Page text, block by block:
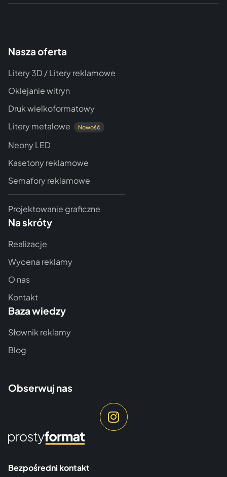
Bezpośredni kontakt
Nasza oferta
Litery 3D / Litery reklamowe
Oklejanie witryn
Druk wielkoformatowy
Litery metalowe
Nowość
Neony LED
Kasetony reklamowe
Semafory reklamowe
Projektowanie graficzne
Na skróty
Realizacje
Wycena reklamy
O nas
Kontakt
Baza wiedzy
Słownik reklamy
Blog
Obserwuj nas